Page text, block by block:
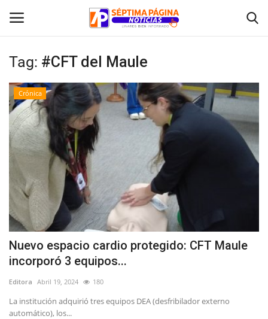
Inicio
Crónica
Policial
Tribunales
Deporte
Política
Espectáculos
Tag: #CFT del Maule
Crónica
Nuevo espacio cardio protegido: CFT Maule
incorporó 3 equipos...
Editora Abril 19, 2024 180
La institución adquirió tres equipos DEA (desfribilador externo
automático), los...